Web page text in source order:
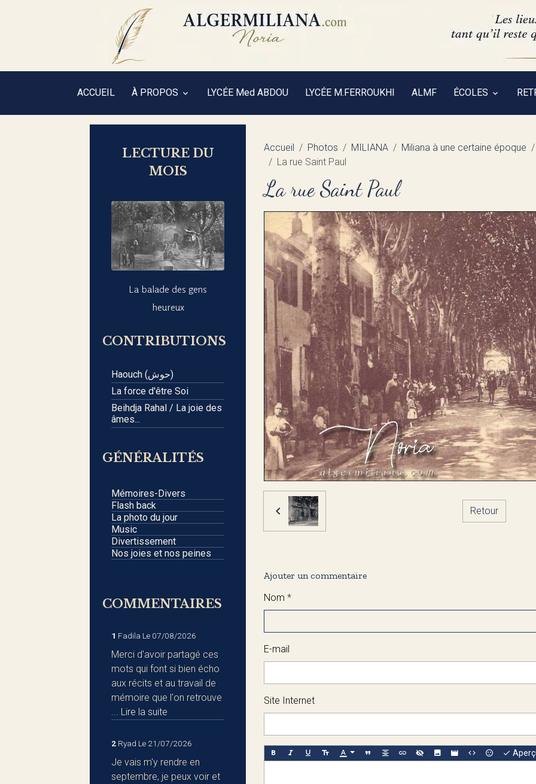
ACCUEIL À PROPOS LYCÉE Med ABDOU LYCÉE M.FERROUKHI ALMF ÉCOLES
Accueil Photos MILIANA
Miliana à une certaine époque
La rue Saint Paul
La rue Saint Paul
Retour
Ajouter un commentaire
Nom
E-mail
Site Internet
LECTURE DU
MOIS
La balade des gens
heureux
CONTRIBUTIONS
Haouch (حوش)
La force d'être Soi
Beihdja Rahal / La joie des
âmes...
GÉNÉRALITÉS
Mémoires-Divers
Flash back
La photo du jour
Music
Divertissement
Nos joies et nos peines
COMMENTAIRES
1 Fadila Le 07/08/2026
Merci d'avoir partagé ces
mots qui font si bien écho
aux récits et au travail de
mémoire que l'on retrouve
... Lire la suite
2 Ryad Le 21/07/2026
Je vais m'y rendre en
septembre, je peux voir et